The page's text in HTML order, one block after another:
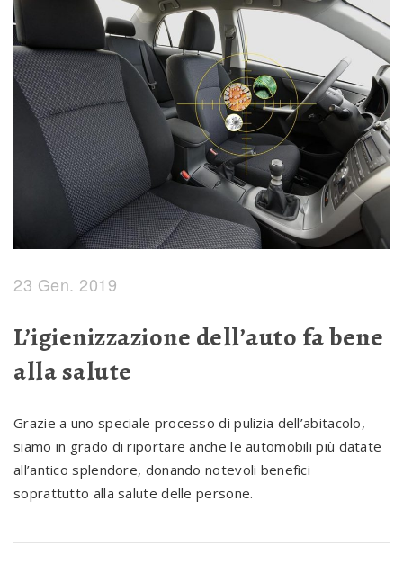
23 Gen. 2019
L’igienizzazione dell’auto fa bene
alla salute
Grazie a uno speciale processo di pulizia dell’abitacolo,
siamo in grado di riportare anche le automobili più datate
all’antico splendore, donando notevoli benefici
soprattutto alla salute delle persone.